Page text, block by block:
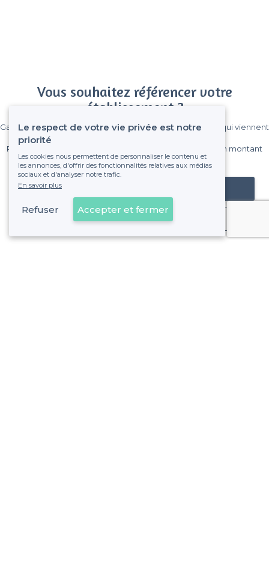
Vous souhaitez référencer votre
établissement ?
Gagnez de nombreux clients parmi le million de visiteurs qui viennent
Pas de commissions et sans engagement, vous payez un montant
fixe sans risque de voir déraper la facture.
Référencer mon établissement
Déjà client
Le respect de votre vie privée est notre
priorité
Les cookies nous permettent de personnaliser le contenu et
les annonces, d'offrir des fonctionnalités relatives aux médias
sociaux et d'analyser notre trafic.
En savoir plus
Refuser Accepter et fermer